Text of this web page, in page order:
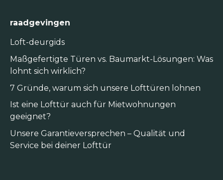
raadgevingen
Loft-deurgids
Maßgefertigte Türen vs. Baumarkt-Lösungen: Was
lohnt sich wirklich?
7 Gründe, warum sich unsere Lofttüren lohnen
Ist eine Lofttür auch für Mietwohnungen
geeignet?
Unsere Garantieversprechen – Qualität und
Service bei deiner Lofttür